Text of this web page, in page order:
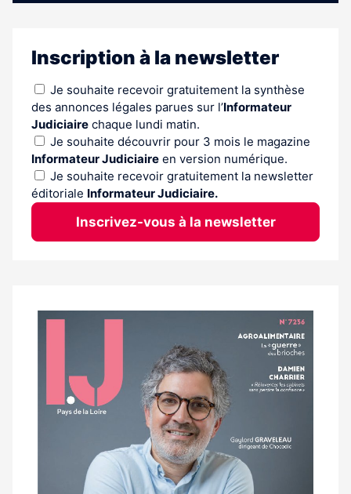
Inscription à la newsletter
Je souhaite recevoir gratuitement la synthèse
des annonces légales parues sur l’Informateur
Judiciaire chaque lundi matin.
Je souhaite découvrir pour 3 mois le magazine
Informateur Judiciaire en version numérique.
Je souhaite recevoir gratuitement la newsletter
éditoriale Informateur Judiciaire.
Inscrivez-vous à la newsletter
Notre
magazine